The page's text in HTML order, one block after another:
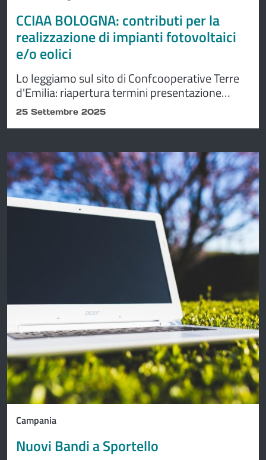
CCIAA BOLOGNA: contributi per la
realizzazione di impianti fotovoltaici
e/o eolici
Lo leggiamo sul sito di Confcooperative Terre
d'Emilia: riapertura termini presentazione
domande: dal 24 settembre all’8 ottobre 2025
25 Settembre 2025
Campania
Nuovi Bandi a Sportello